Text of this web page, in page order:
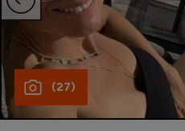
Special
Diverse
Inedit
Clasamente
(27)